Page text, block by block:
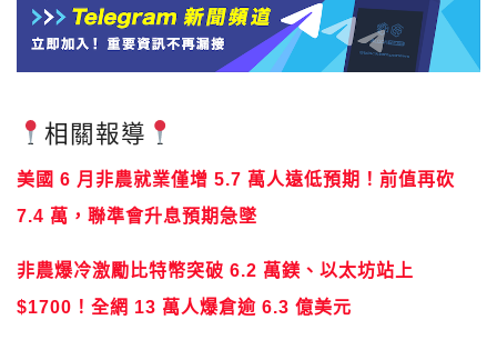
相關報導
美國 6 月非農就業僅增 5.7 萬人遠低預期！前值再砍
7.4 萬，聯準會升息預期急墜
非農爆冷激勵比特幣突破 6.2 萬鎂、以太坊站上
$1700！全網 13 萬人爆倉逾 6.3 億美元